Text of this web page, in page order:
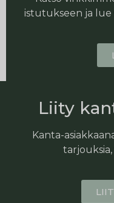
istutukseen ja lue
Liity
Kanta-